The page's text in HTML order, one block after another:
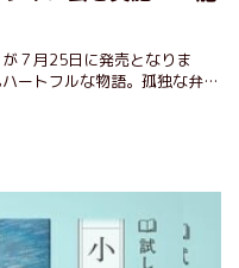
７月25日に発売となりま
ートフルな物語。孤独な弁護
とになり、二人が過酷な運命
語です。本作の刊行を記念し